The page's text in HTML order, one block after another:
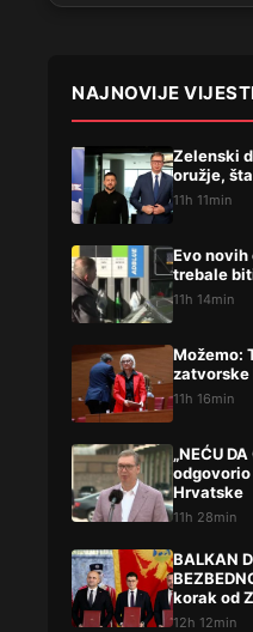
NAJNOVIJE
Zelenski
oružje,
11h 11min
Evo
trebale
11h 14min
Možemo:
zatvorske
11h 16min
„NEĆU
Hrvatske
11h 28min
BALKAN
korak od
detalji koji
12h 12min